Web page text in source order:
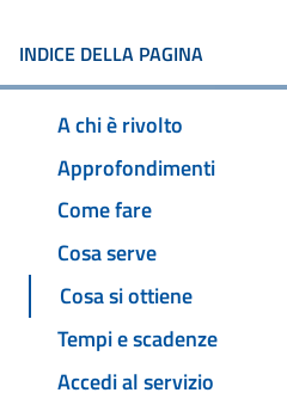
INDICE DELLA PAGINA
A chi è rivolto
Approfondimenti
Come fare
Cosa serve
Cosa si ottiene
Tempi e scadenze
Accedi al servizio